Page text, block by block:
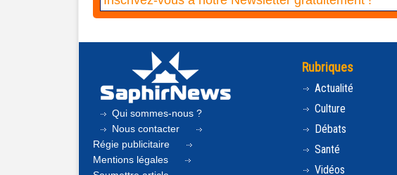
Qui sommes-nous ?
Nous contacter
Régie publicitaire
Mentions légales
Rubriques
Actualité
Culture
Débats
Santé
Vidéos